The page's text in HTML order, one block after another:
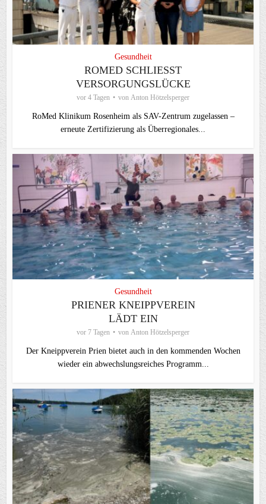
Gesundheit
ROMED SCHLIESST V
ERSORGUNGSLÜCKE
vor 4 Tagen von Anton Hötzelsperger
RoMed Klinikum Rosenheim als SAV-Zentrum zugelassen –
erneute Zertifizierung als Überregionales...
Gesundheit
PRIENER KNEIPPVEREIN
LÄDT EIN
vor 7 Tagen von Anton Hötzelsperger
Der Kneippverein Prien bietet auch in den kommenden Wochen
wieder ein abwechslungsreiches Programm...